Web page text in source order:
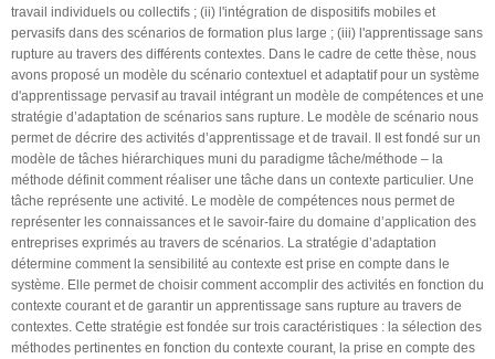
travail individuels ou collectifs ; (ii) l'intégration de dispositifs mobiles et
pervasifs dans des scénarios de formation plus large ; (iii) l'apprentissage sans
rupture au travers des différents contextes. Dans le cadre de cette thèse, nous
avons proposé un modèle du scénario contextuel et adaptatif pour un système
d'apprentissage pervasif au travail intégrant un modèle de compétences et une
stratégie d’adaptation de scénarios sans rupture. Le modèle de scénario nous
permet de décrire des activités d’apprentissage et de travail. Il est fondé sur un
modèle de tâches hiérarchiques muni du paradigme tâche/méthode – la
méthode définit comment réaliser une tâche dans un contexte particulier. Une
tâche représente une activité. Le modèle de compétences nous permet de
représenter les connaissances et le savoir-faire du domaine d’application des
entreprises exprimés au travers de scénarios. La stratégie d’adaptation
détermine comment la sensibilité au contexte est prise en compte dans le
système. Elle permet de choisir comment accomplir des activités en fonction du
contexte courant et de garantir un apprentissage sans rupture au travers de
contextes. Cette stratégie est fondée sur trois caractéristiques : la sélection des
méthodes pertinentes en fonction du contexte courant, la prise en compte des